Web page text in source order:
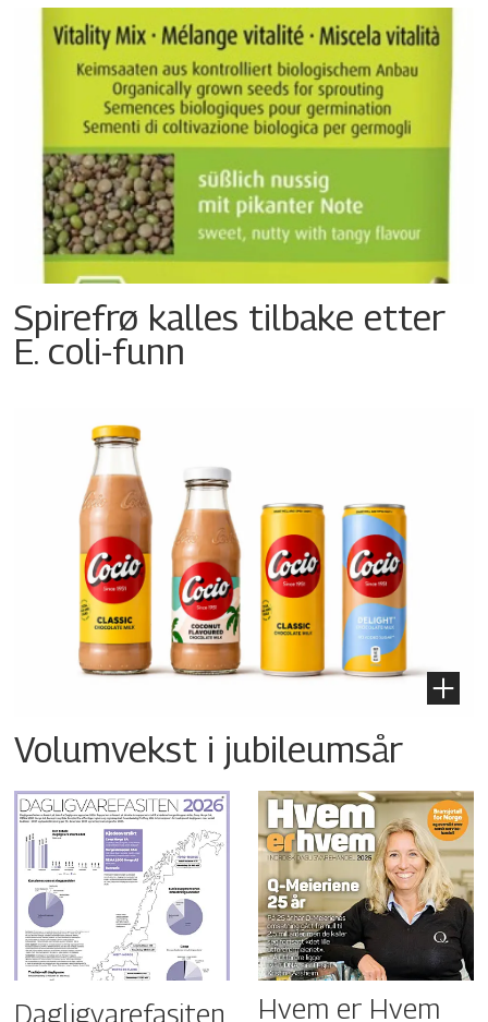
Spirefrø kalles tilbake etter
E. coli-funn
Volumvekst i jubileumsår
Dagligvarefasiten Hvem er Hvem